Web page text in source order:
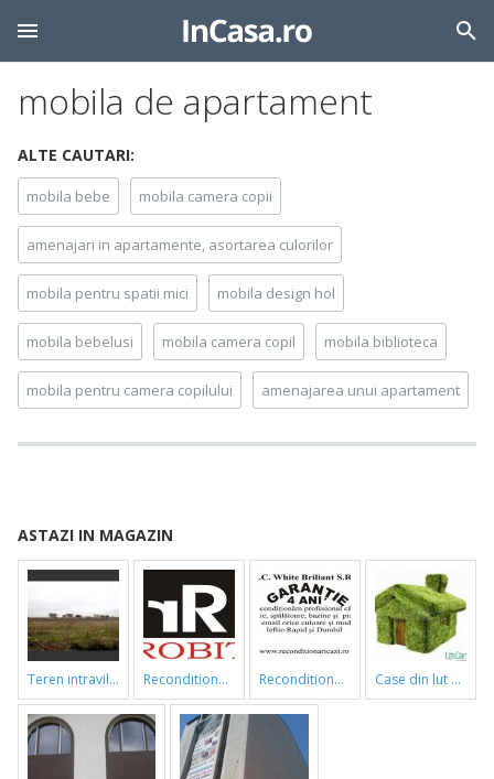
mobila de apartament
ALTE CAUTARI:
mobila bebe mobila camera copii
amenajari in apartamente, asortarea culorilor
mobila pentru spatii mici mobila design hol
mobila bebelusi mobila camera copil mobila biblioteca
mobila pentru camera copilului amenajarea unui apartament
ASTAZI IN MAGAZIN
teren intravilan reconditionari cazi de baie reconditionari cazi de baie case din lut si paie